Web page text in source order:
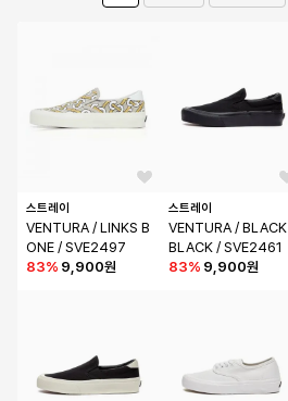
스트레이
VENTURA / LINKS B
ONE / SVE2497
83% 9,900원
스트레이
VENTURA / BLACK
BLACK / SVE2461
83% 9,900원